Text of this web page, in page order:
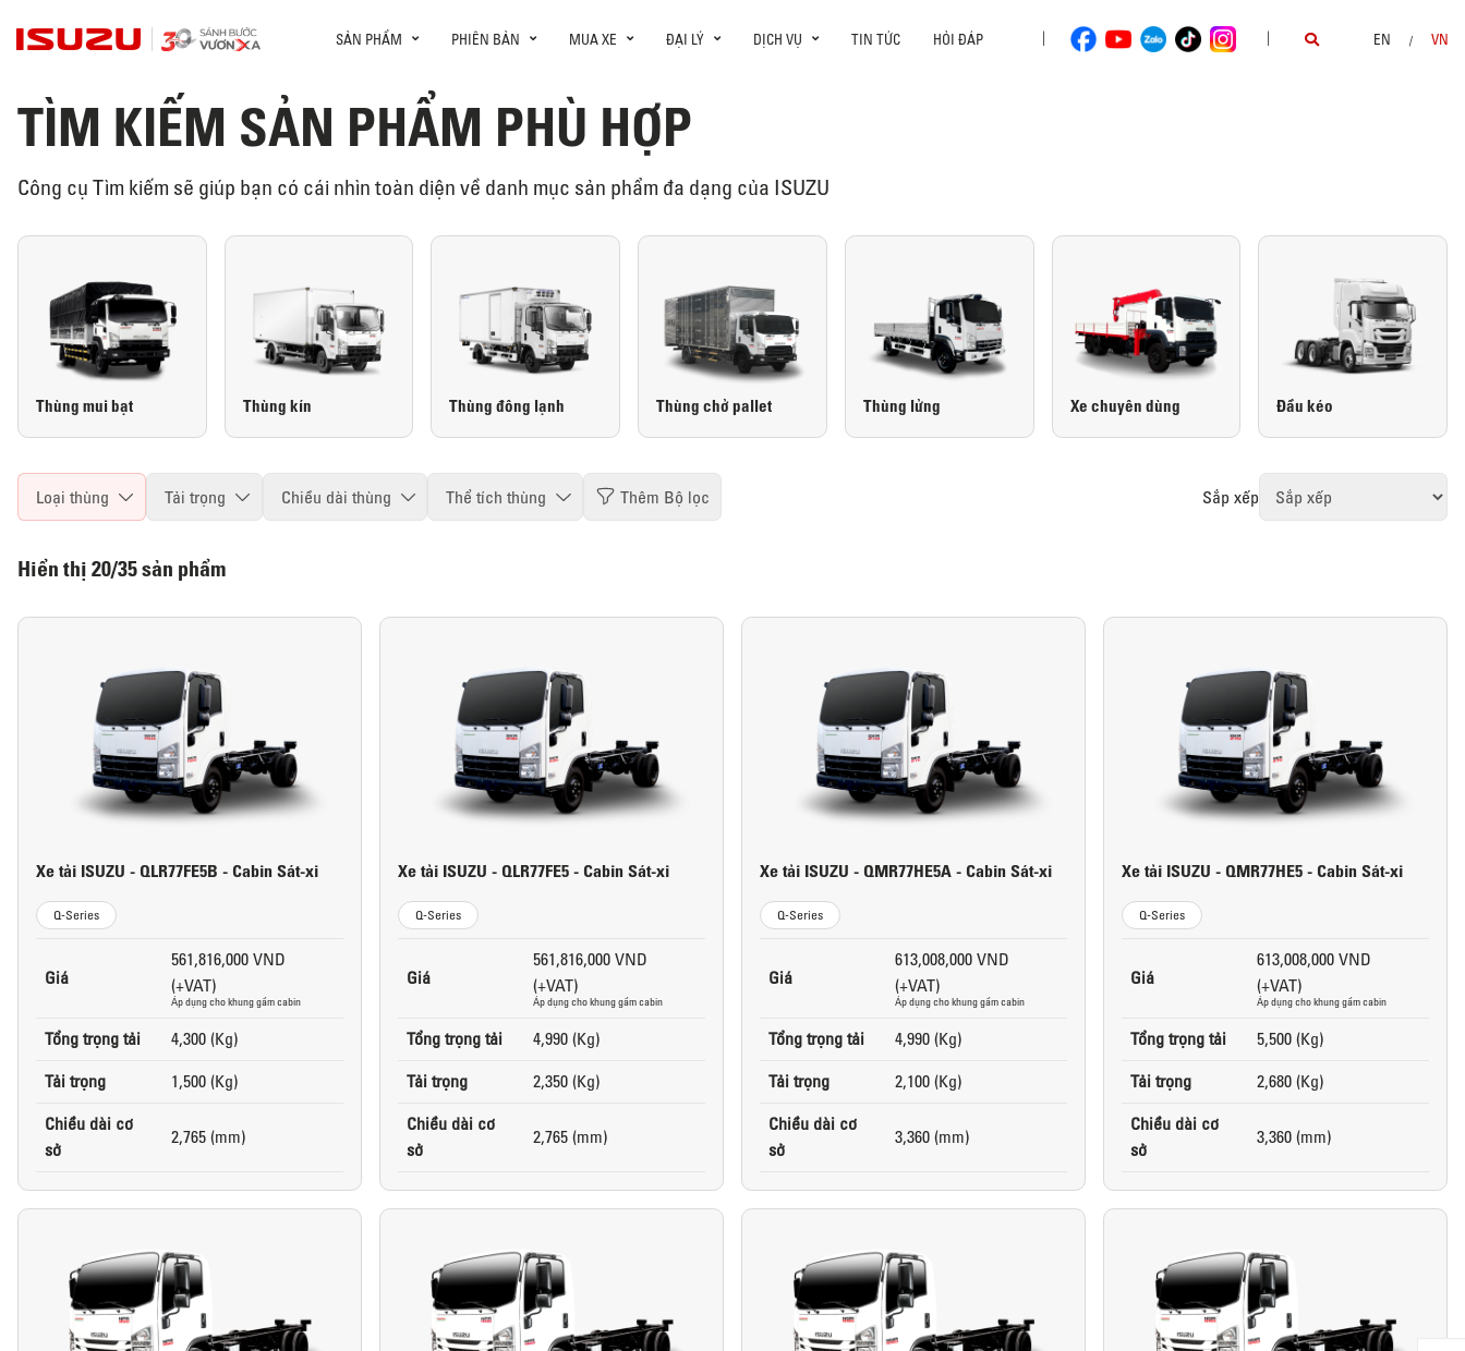
SẢN PHẨM PHIÊN BẢN MUA XE ĐẠI LÝ DỊCH VỤ TIN TỨC HỎI ĐÁP | | EN / VN
TÌM KIẾM SẢN PHẨM PHÙ HỢP
Công cụ Tìm kiếm sẽ giúp bạn có cái nhìn toàn diện về danh mục sản phẩm đa dạng của ISUZU
Thùng mui bạt Thùng kín Thùng đông lạnh Thùng chở pallet Thùng lửng Xe chuyên dùng Đầu kéo
Loại thùng Tải trọng Chiều dài thùng Thể tích thùng Thêm Bộ lọc Sắp xếp
Hiển thị 20/35sản phẩm
Xe tải ISUZU - QLR77FE5B - Cabin Sát-xi
Q-Series
Giá
561,816,000 VND
(+VAT)
Áp dụng cho khung gầm cabin
Tổng trọng tải
4,300 (Kg)
Tải trọng
1,500 (Kg)
Chiều dài cơ
sở
2,765 (mm)
Xe tải ISUZU - QLR77FE5 - Cabin Sát-xi
Q-Series
Giá
561,816,000 VND
(+VAT)
Áp dụng cho khung gầm cabin
Tổng trọng tải
4,990 (Kg)
Tải trọng
2,350 (Kg)
Chiều dài cơ
sở
2,765 (mm)
Xe tải ISUZU - QMR77HE5A - Cabin Sát-xi
Q-Series
Giá
613,008,000 VND
(+VAT)
Áp dụng cho khung gầm cabin
Tổng trọng tải
4,990 (Kg)
Tải trọng
2,100 (Kg)
Chiều dài cơ
sở
3,360 (mm)
Xe tải ISUZU - QMR77HE5 - Cabin Sát-xi
Q-Series
Giá
613,008,000 VND
(+VAT)
Áp dụng cho khung gầm cabin
Tổng trọng tải
5,500 (Kg)
Tải trọng
2,680 (Kg)
Chiều dài cơ
sở
3,360 (mm)